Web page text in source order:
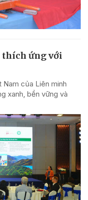
thích ứng với
Nam của Liên minh
xanh, bền vững và